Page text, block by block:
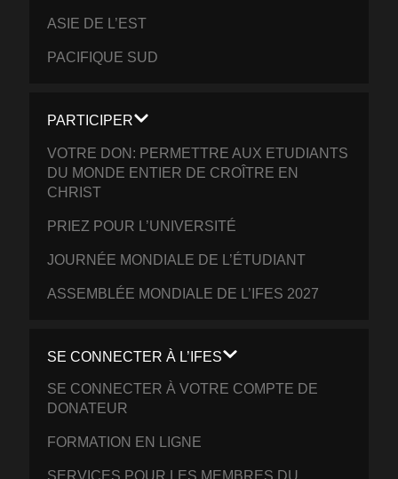
ASIE DE L’EST
PACIFIQUE SUD
PARTICIPER
VOTRE DON: PERMETTRE AUX ETUDIANTS
DU MONDE ENTIER DE CROÎTRE EN
CHRIST
PRIEZ POUR L’UNIVERSITÉ
JOURNÉE MONDIALE DE L’ÉTUDIANT
ASSEMBLÉE MONDIALE DE L’IFES 2027
SE CONNECTER À L’IFES
SE CONNECTER À VOTRE COMPTE DE
DONATEUR
FORMATION EN LIGNE
SERVICES POUR LES MEMBRES DU